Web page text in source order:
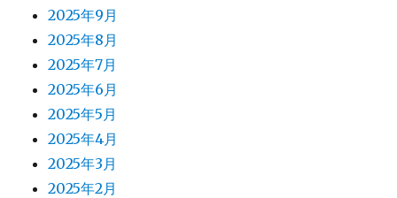
2025年9月
2025年8月
2025年7月
2025年6月
2025年5月
2025年4月
2025年3月
2025年2月